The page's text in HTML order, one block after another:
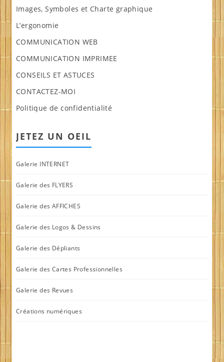
Images, Symboles et Charte graphique
L’ergonomie
COMMUNICATION WEB
COMMUNICATION IMPRIMEE
CONSEILS ET ASTUCES
CONTACTEZ-MOI
Politique de confidentialité
JETEZ UN OEIL
Galerie INTERNET
Galerie des FLYERS
Galerie des AFFICHES
Galerie des Logos & Dessins
Galerie des Dépliants
Galerie des Cartes Professionnelles
Galerie des Revues
Créations numériques